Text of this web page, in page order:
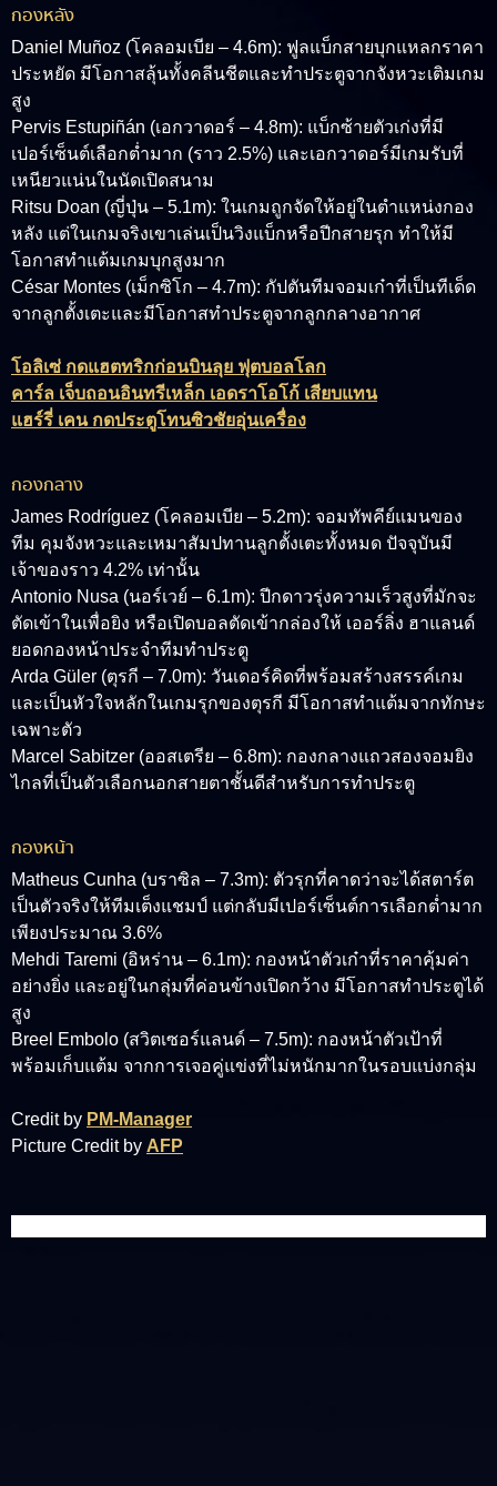
กองหลัง
Daniel Muñoz (โคลอมเบีย – 4.6m): ฟูลแบ็กสายบุกแหลกราคา
ประหยัด มีโอกาสลุ้นทั้งคลีนชีตและทำประตูจากจังหวะเติมเกม
สูง
Pervis Estupiñán (เอกวาดอร์ – 4.8m): แบ็กซ้ายตัวเก่งที่มี
เปอร์เซ็นต์เลือกต่ำมาก (ราว 2.5%) และเอกวาดอร์มีเกมรับที่
เหนียวแน่นในนัดเปิดสนาม
Ritsu Doan (ญี่ปุ่น – 5.1m): ในเกมถูกจัดให้อยู่ในตำแหน่งกอง
หลัง แต่ในเกมจริงเขาเล่นเป็นวิงแบ็กหรือปีกสายรุก ทำให้มี
โอกาสทำแต้มเกมบุกสูงมาก
César Montes (เม็กซิโก – 4.7m): กัปตันทีมจอมเก๋าที่เป็นทีเด็ด
จากลูกตั้งเตะและมีโอกาสทำประตูจากลูกกลางอากาศ
โอลิเซ่ กดแฮตทริกก่อนบินลุย ฟุตบอลโลก
คาร์ล เจ็บถอนอินทรีเหล็ก เอดราโอโก้ เสียบแทน
แฮร์รี่ เคน กดประตูโทนซิวชัยอุ่นเครื่อง
กองกลาง
James Rodríguez (โคลอมเบีย – 5.2m): จอมทัพคีย์แมนของ
ทีม คุมจังหวะและเหมาสัมปทานลูกตั้งเตะทั้งหมด ปัจจุบันมี
เจ้าของราว 4.2% เท่านั้น
Antonio Nusa (นอร์เวย์ – 6.1m): ปีกดาวรุ่งความเร็วสูงที่มักจะ
ตัดเข้าในเพื่อยิง หรือเปิดบอลตัดเข้ากล่องให้ เออร์ลิ่ง ฮาแลนด์
ยอดกองหน้าประจำทีมทำประตู
Arda Güler (ตุรกี – 7.0m): วันเดอร์คิดที่พร้อมสร้างสรรค์เกม
และเป็นหัวใจหลักในเกมรุกของตุรกี มีโอกาสทำแต้มจากทักษะ
เฉพาะตัว
Marcel Sabitzer (ออสเตรีย – 6.8m): กองกลางแถวสองจอมยิง
ไกลที่เป็นตัวเลือกนอกสายตาชั้นดีสำหรับการทำประตู
กองหน้า
Matheus Cunha (บราซิล – 7.3m): ตัวรุกที่คาดว่าจะได้สตาร์ต
เป็นตัวจริงให้ทีมเต็งแชมป์ แต่กลับมีเปอร์เซ็นต์การเลือกต่ำมาก
เพียงประมาณ 3.6%
Mehdi Taremi (อิหร่าน – 6.1m): กองหน้าตัวเก๋าที่ราคาคุ้มค่า
อย่างยิ่ง และอยู่ในกลุ่มที่ค่อนข้างเปิดกว้าง มีโอกาสทำประตูได้
สูง
Breel Embolo (สวิตเซอร์แลนด์ – 7.5m): กองหน้าตัวเป้าที่
พร้อมเก็บแต้ม จากการเจอคู่แข่งที่ไม่หนักมากในรอบแบ่งกลุ่ม
Credit by PM-Manager
Picture Credit by AFP